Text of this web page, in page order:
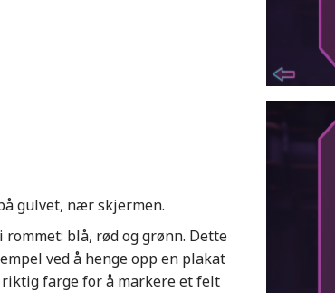
gulvet, nær skjermen.
blå, rød og grønn. Dette
ved å henge opp en plakat
farge for å markere et felt